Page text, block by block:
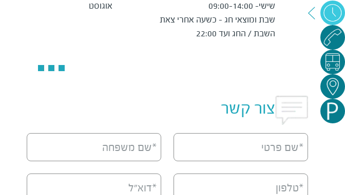
השבת / החג ועד 22:00
אוגוסט
צור קשר
*שם פרטי *שם משפחה
*טלפון *דוא”ל